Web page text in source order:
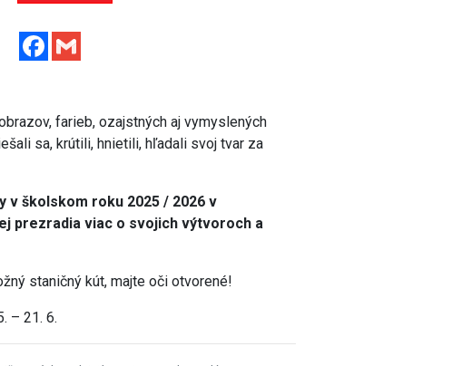
Facebook
farieb, ozajstných aj vymyslených
sa, krútili, hnietili, hľadali svoj tvar za
školskom roku 2025 / 2026 v
prezradia viac o svojich výtvoroch a
staničný kút, majte oči otvorené!
– 21. 6.